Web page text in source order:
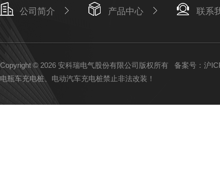
公司简介 产品中心 联系
Copyright © 2026 安科瑞电气股份有限公司版权所有 备案号：沪
电瓶车充电桩、电动汽车充电桩禁止非法改装！